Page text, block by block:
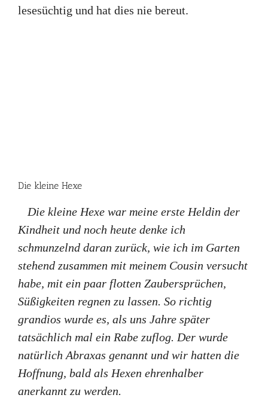
lesesüchtig und hat dies nie bereut.
Die kleine Hexe
Die kleine Hexe war meine erste Heldin der
Kindheit und noch heute denke ich
schmunzelnd daran zurück, wie ich im Garten
stehend zusammen mit meinem Cousin versucht
habe, mit ein paar flotten Zaubersprüchen,
Süßigkeiten regnen zu lassen. So richtig
grandios wurde es, als uns Jahre später
tatsächlich mal ein Rabe zuflog. Der wurde
natürlich Abraxas genannt und wir hatten die
Hoffnung, bald als Hexen ehrenhalber
anerkannt zu werden.